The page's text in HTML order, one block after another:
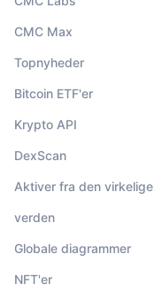
CMC Max
Topnyheder
Bitcoin ETF'er
Krypto API
DexScan
Aktiver fra den virkelige
verden
Globale diagrammer
NFT'er